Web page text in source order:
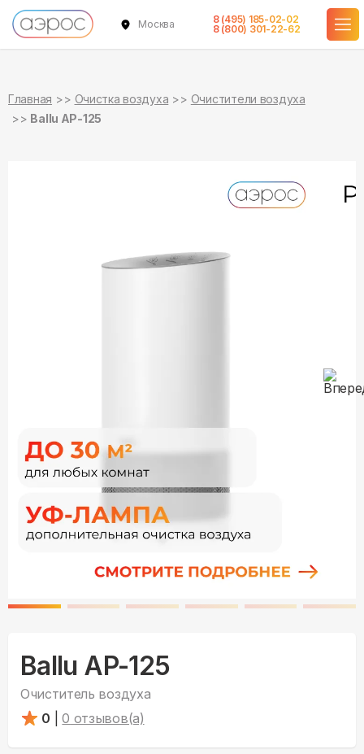
Москва
8 (495) 185-02-02
8 (800) 301-22-62
Главная Очистка воздуха
Очистители воздуха
Ballu AP-125
Ballu AP-125
Очиститель воздуха
0
0 отзывов(а)
в наличии